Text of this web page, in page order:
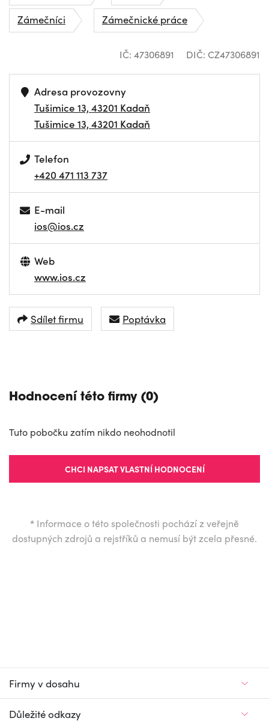
Zámečníci
Zámečnické práce
IČ: 47306891 DIČ: CZ47306891
Adresa provozovny
Tušimice 13, 43201 Kadaň
Tušimice 13, 43201 Kadaň
Telefon
+420 471 113 737
E-mail
ios@ios.cz
Web
www.ios.cz
Sdílet firmu Poptávka
Hodnocení této firmy (0)
Tuto pobočku zatím nikdo neohodnotil
CHCI NAPSAT VLASTNÍ HODNOCENÍ
* Informace o této společnosti pochází z veřejně
dostupných zdrojů a rejstříků a nemusí být zcela přesné.
Firmy v dosahu
Důležité odkazy